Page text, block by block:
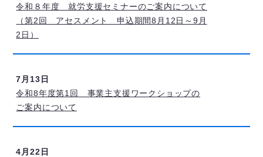
令和８年度 就労支援セミナーのご案内について
（第2回 アセスメント 申込期間8月12日～9月
2日）
7月13日
令和8年度第1回 事業主支援ワークショップの
ご案内について
4月22日